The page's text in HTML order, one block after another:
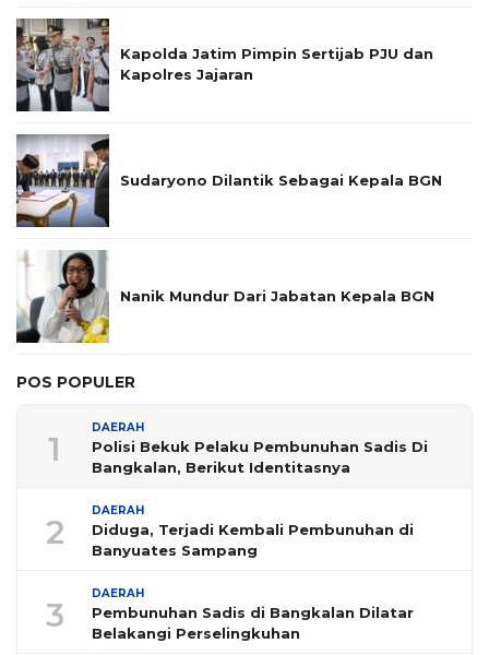
Kapolda Jatim Pimpin Sertijab PJU dan
Kapolres Jajaran
Sudaryono Dilantik Sebagai Kepala BGN
Nanik Mundur Dari Jabatan Kepala BGN
POS POPULER
1
DAERAH
Polisi Bekuk Pelaku Pembunuhan Sadis Di
Bangkalan, Berikut Identitasnya
2
DAERAH
Diduga, Terjadi Kembali Pembunuhan di
Banyuates Sampang
3
DAERAH
Pembunuhan Sadis di Bangkalan Dilatar
Belakangi Perselingkuhan